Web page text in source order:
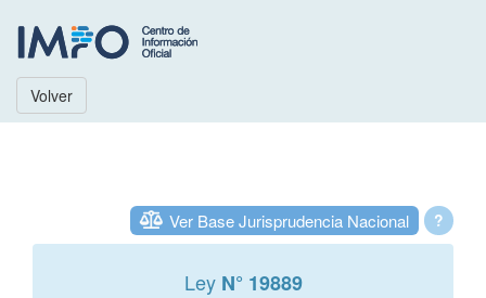
Volver
?
Ver Base Jurisprudencia Nacional
Ley N° 19889